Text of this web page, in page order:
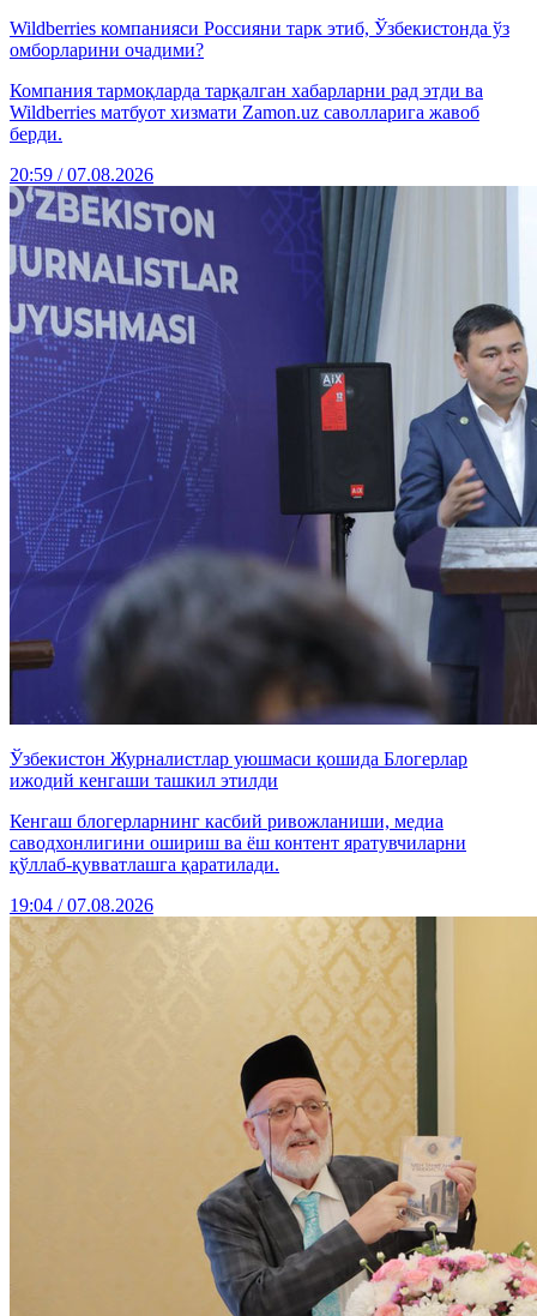
Wildberries компанияси Россияни тарк этиб, Ўзбекистонда ўз
омборларини очадими?
Компания тармоқларда тарқалган хабарларни рад этди ва
Wildberries матбуот хизмати Zamon.uz саволларига жавоб
берди.
20:59 / 07.08.2026
Ўзбекистон Журналистлар уюшмаси қошида Блогерлар
ижодий кенгаши ташкил этилди
Кенгаш блогерларнинг касбий ривожланиши, медиа
саводхонлигини ошириш ва ёш контент яратувчиларни
қўллаб-қувватлашга қаратилади.
19:04 / 07.08.2026